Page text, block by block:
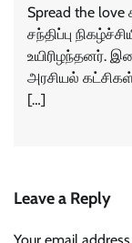
Spread the
சந்திப்பு
உயிரிழந்தனர்.
அரசியல்
[…]
Leave a Reply